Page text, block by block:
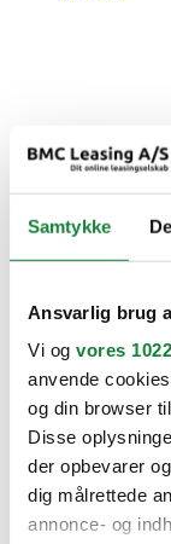
Samtykke
Ansvarlig brug
Vi og vores
anvende
og din browser
Disse
der opbevarer
dig målrettede
annonce- og